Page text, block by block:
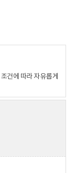
조건에 따라 자유롭게